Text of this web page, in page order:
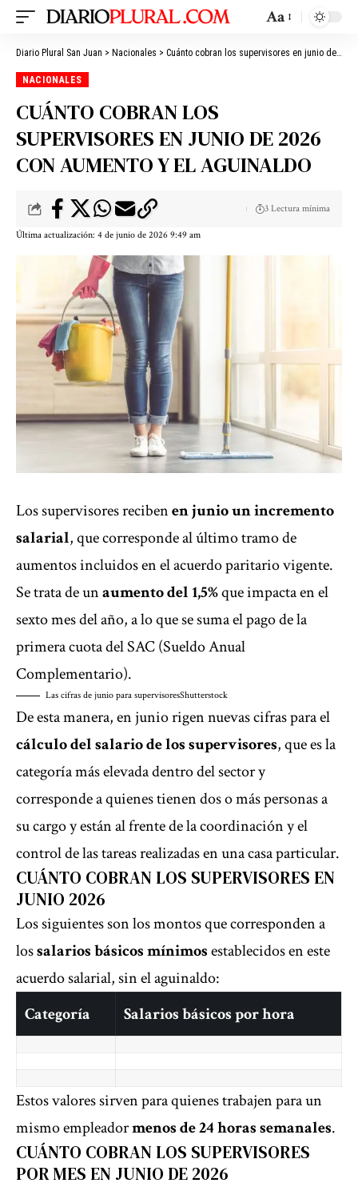
Aa
Diario Plural San Juan > Nacionales > Cuánto cobran los supervisores en junio de 2026 con aumento y el aguinaldo
NACIONALES
CUÁNTO COBRAN LOS
SUPERVISORES EN JUNIO DE 2026
CON AUMENTO Y EL AGUINALDO
Última actualización: 4 de junio de 2026 9:49 am
3 Lectura mínima
Los supervisores recibenen junio unincremento
salarial, que corresponde al último tramo de
aumentos incluidos en el acuerdo paritario vigente.
Se trata de unaumento del 1,5%que impacta en el
sexto mes del año, a lo que se suma el pago de la
primera cuota del SAC (Sueldo Anual
Complementario).
Las cifras de junio para supervisoresShutterstock
De esta manera, en junio rigen nuevas cifras para el
cálculo del salario de los supervisores, que es la
categoría más elevada dentro del sector y
corresponde a quienes tienen dos o más personas a
su cargo y están al frente de la coordinación y el
control de las tareas realizadas en una casa particular.
CUÁNTO COBRAN LOS SUPERVISORES EN
JUNIO 2026
Los siguientes son los montos que corresponden a
lossalarios básicos mínimosestablecidos en este
acuerdo salarial, sin el aguinaldo:
Categoría
Salarios básicos por hora
Estos valores sirven para quienes trabajen para un
mismo empleadormenos de 24 horas semanales.
CUÁNTO COBRAN LOS SUPERVISORES
POR MES EN JUNIO DE 2026